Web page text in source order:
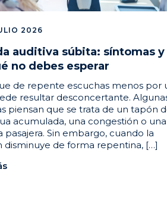
2026
auditiva súbita: síntomas y
no debes esperar
de repente escuchas menos por
resultar desconcertante.
piensan que se trata de un tapón
acumulada, una congestión o una
pasajera. Sin embargo, cuando la
disminuye de forma repentina, […]